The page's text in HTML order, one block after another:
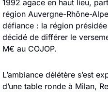
1992 agace en haut lieu,
région Auvergne-Rhône-
défiance : la région
décidé de différer le
M€ au COJOP.
L’ambiance délétère s’est
d’une table ronde à Milan,